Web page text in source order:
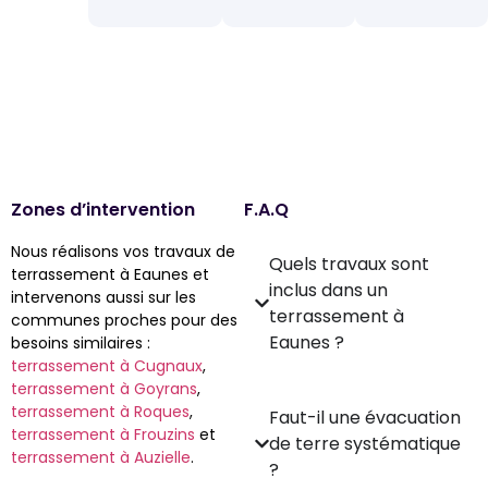
Zones d’intervention
Nous réalisons vos travaux de
terrassement à Eaunes et
intervenons aussi sur les
communes proches pour des
besoins similaires :
terrassement à Cugnaux,
terrassement à Goyrans,
terrassement à Roques,
terrassement à Frouzins et
terrassement à Auzielle.
F.A.Q
Quels travaux sont
inclus dans un
terrassement à
Eaunes ?
Faut-il une évacuation
de terre systématique
?